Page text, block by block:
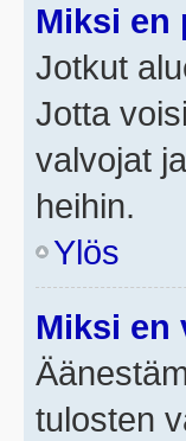
Miksi en
Jotkut
Jotta
valvojat
heihin.
Ylös
Miksi en
tulosten